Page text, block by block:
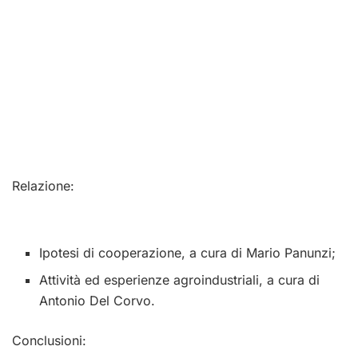
Relazione:
Ipotesi di cooperazione, a cura di Mario Panunzi;
Attività ed esperienze agroindustriali, a cura di
Antonio Del Corvo.
Conclusioni: